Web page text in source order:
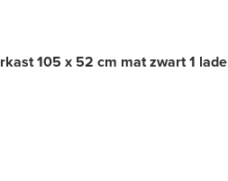
105 x 52 cm mat zwart 1 lade